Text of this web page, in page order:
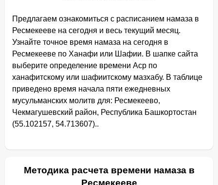
Предлагаем ознакомиться с расписанием намаза в
Ресмекееве на сегодня и весь текущий месяц.
Узнайте точное время намаза на сегодня в
Ресмекееве по Ханафи или Шафии. В шапке сайта
выберите определение времени Аср по
ханафитскому или шафиитскому мазхабу. В таблице
приведено время начала пяти ежедневных
мусульманских молитв для: Ресмекеево,
Чекмагушевский район, Республика Башкортостан
(55.102157, 54.713607)..
Методика расчета времени намаза в
Ресмекееве